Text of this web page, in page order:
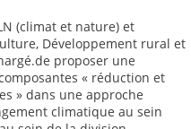
(climat et nature) et
Développement rural et
proposer une
« réduction et
» dans une approche
climatique au sein